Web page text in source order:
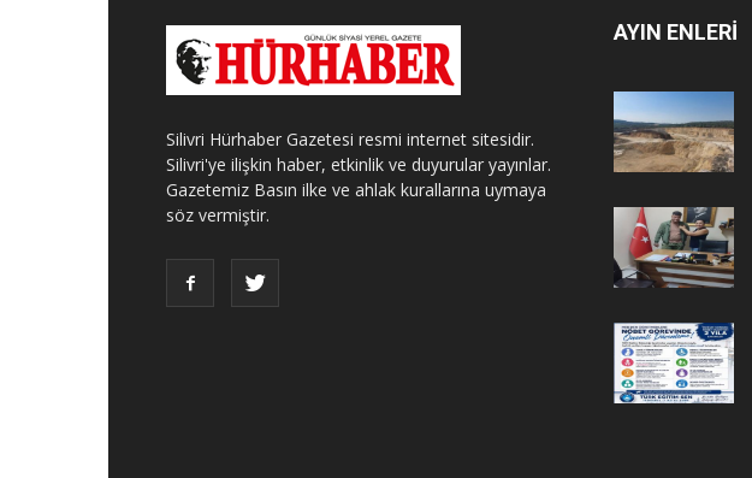
Silivri Hürhaber Gazetesi resmi internet sitesidir.
Silivri'ye ilişkin haber, etkinlik ve duyurular yayınlar.
Gazetemiz Basın ilke ve ahlak kurallarına uymaya
söz vermiştir.
AYIN ENLERİ